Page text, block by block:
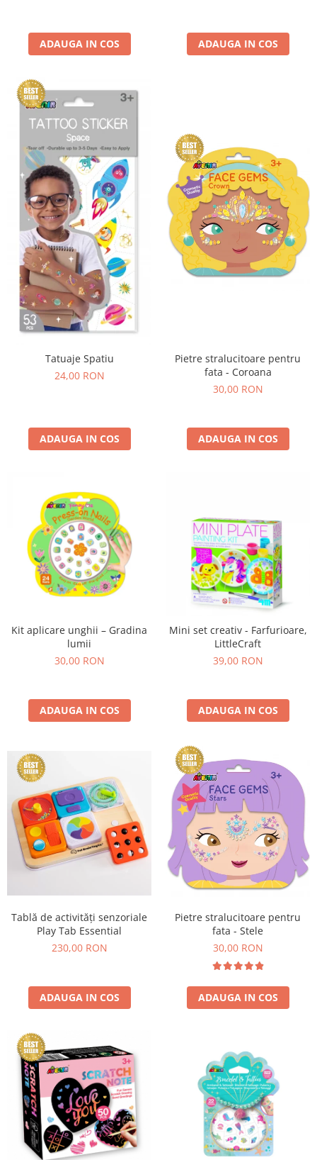
ADAUGA IN COS ADAUGA IN COS
Tatuaje Spatiu
24,00 RON
ADAUGA IN COS
Pietre stralucitoare pentru
fata - Coroana
30,00 RON
ADAUGA IN COS
Kit aplicare unghii – Gradina
lumii
30,00 RON
ADAUGA IN COS
Mini set creativ - Farfurioare,
LittleCraft
39,00 RON
ADAUGA IN COS
Tablă de activități senzoriale
Play Tab Essential
230,00 RON
ADAUGA IN COS
Pietre stralucitoare pentru
fata - Stele
30,00 RON
ADAUGA IN COS